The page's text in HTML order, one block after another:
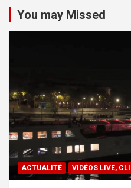
You may Missed
ACTUALITÉ VIDÉOS LIVE,